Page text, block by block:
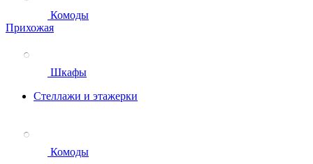
Комоды
Прихожая
Шкафы
Стеллажи и этажерки
Комоды